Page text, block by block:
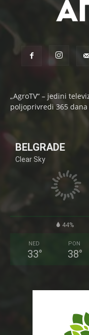
„AgroTV“ – jedini
poljoprivredi 365
BELGRADE
Clear Sky
44%
NED
33°
PON
38°